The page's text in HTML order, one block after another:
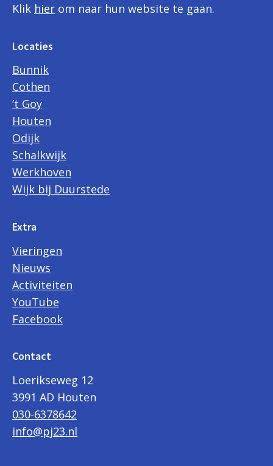
Klik hier om naar hun website te gaan.
Locaties
Bunnik
Cothen
’t Goy
Houten
Odijk
Schalkwijk
Werkhoven
Wijk bij Duurstede
Extra
Vieringen
Nieuws
Activiteiten
YouTube
Facebook
Contact
Loerikseweg 12
3991 AD Houten
030-6378642
info@pj23.nl